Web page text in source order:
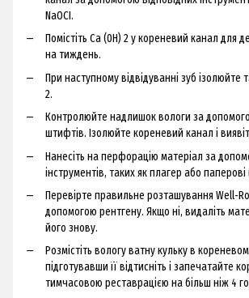
NaOCI.
Помістіть Са (0Н) 2 у кореневий канал для
на тиждень.
При наступному відвідуванні зуб ізолюйте
2.
Контролюйте надлишок вологи за
штифтів. Ізолюйте кореневий канал і
Нанесіть на перфорацію матеріал за
інструментів, таких як плагер або
Перевірте правильне розташування Well-
допомогою рентгену. Якщо ні, видаліть
його знову.
Розмістіть вологу ватну кульку в
підготувавши її відтисніть і запечатайте
тимчасовою реставрацією на більш ніж 4